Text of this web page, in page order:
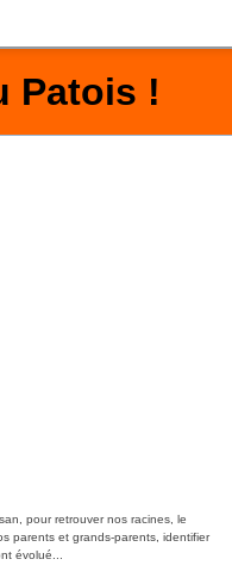
Patois !
pour retrouver nos racines, le
parents et grands-parents, identifier
évolué...